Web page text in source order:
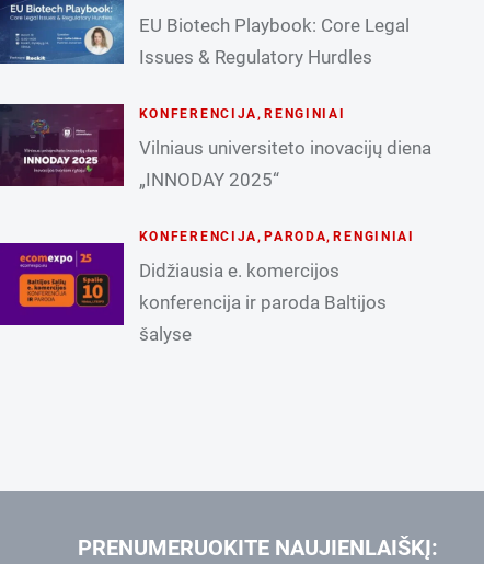
EU Biotech Playbook: Core Legal
Issues & Regulatory Hurdles
KONFERENCIJA ,RENGINIAI
Vilniaus universiteto inovacijų diena
„INNODAY 2025“
KONFERENCIJA ,PARODA,RENGINIAI
Didžiausia e. komercijos
konferencija ir paroda Baltijos
šalyse
PRENUMERUOKITE NAUJIENLAIŠKĮ: